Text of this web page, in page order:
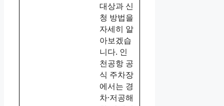
대상과 신
청 방법을
자세히 알
아보겠습
니다. 인
천공항 공
식 주차장
에서는 경
차·저공해